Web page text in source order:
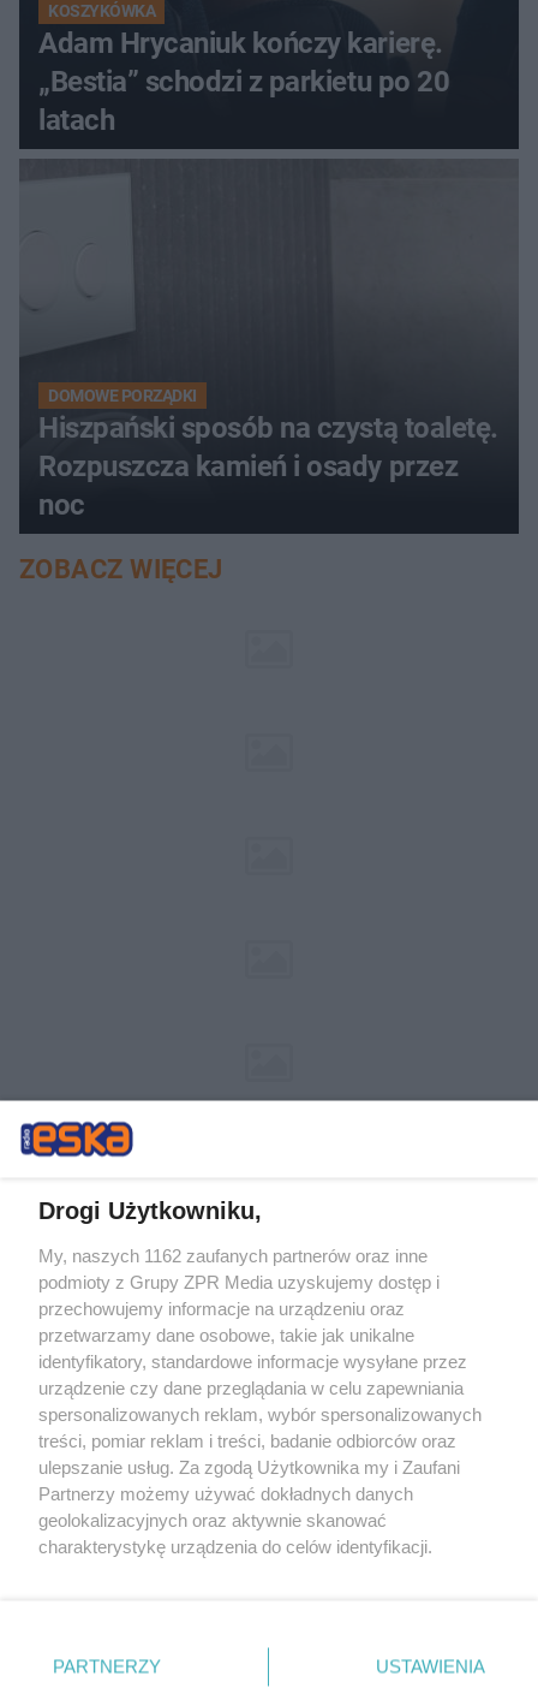
KOSZYKÓWKA
Adam Hrycaniuk kończy karierę.
„Bestia” schodzi z parkietu po 20
latach
DOMOWE PORZĄDKI
Hiszpański sposób na czystą toaletę.
Rozpuszcza kamień i osady przez
noc
ZOBACZ WIĘCEJ
Żaden utwór zamieszczony w serwisie nie może być powielany i
rozpowszechniany lub dalej rozpowszechniany w jakikolwiek sposób (w
tym także elektroniczny lub mechaniczny) na jakimkolwiek polu
eksploatacji w jakiejkolwiek formie, włącznie z umieszczaniem w
Internecie bez pisemnej zgody właściciela praw. Jakiekolwiek użycie lub
wykorzystanie utworów w całości lub w części z naruszeniem prawa,
tzn. bez właściwej zgody, jest zabronione pod groźbą kary i może być
ścigane prawnie.
Drogi Użytkowniku,
My, naszych 1162 zaufanych partnerów oraz inne
podmioty z Grupy ZPR Media uzyskujemy dostęp i
przechowujemy informacje na urządzeniu oraz
przetwarzamy dane osobowe, takie jak unikalne
identyfikatory, standardowe informacje wysyłane przez
urządzenie czy dane przeglądania w celu zapewniania
spersonalizowanych reklam, wybór spersonalizowanych
treści, pomiar reklam i treści, badanie odbiorców oraz
ulepszanie usług. Za zgodą Użytkownika my i Zaufani
Partnerzy możemy używać dokładnych danych
geolokalizacyjnych oraz aktywnie skanować
charakterystykę urządzenia do celów identyfikacji.
zmienić/wycofać klikając przycisk ustawień prywatności
znajdujący się w lewym dolnym rogu strony
PARTNERZY USTAWIENIA